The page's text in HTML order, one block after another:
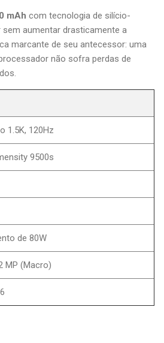
mAh com tecnologia de silício-
aumentar drasticamente a
marcante de seu antecessor: uma
não sofra perdas de
1.5K, 120Hz
9500s
de 80W
MP (Macro)